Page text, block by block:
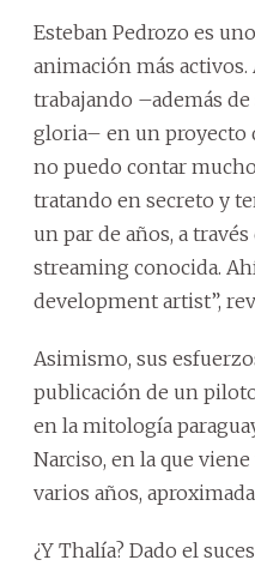
Esteban Pedrozo es
animación más
trabajando –además
gloria– en un proyecto
no puedo contar
tratando en secreto y
un par de años, a
streaming conocida.
development artist”,
Asimismo, sus
publicación de un
en la mitología
Narciso, en la que
varios años,
¿Y Thalía? Dado el